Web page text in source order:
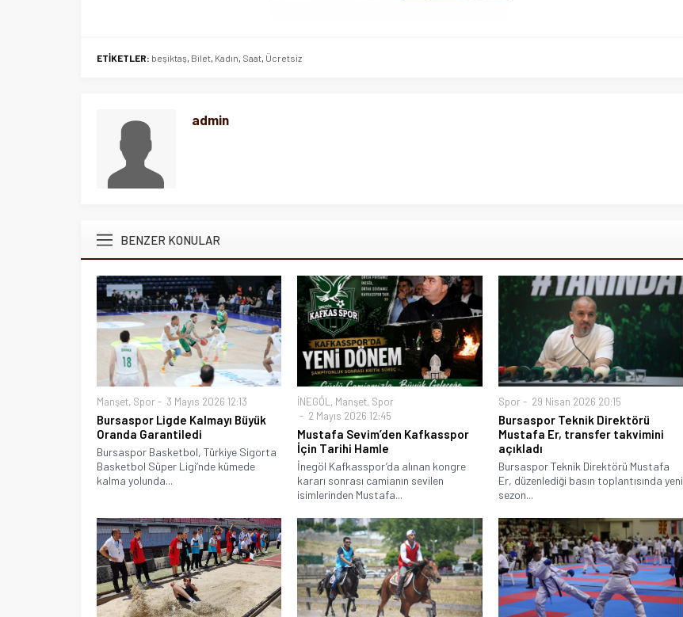
ETİKETLER: beşiktaş Bilet Kadın Saat Ücretsiz
admin
BENZER KONULAR
Manşet, Spor 3 Mayıs 2026 12:13
Bursaspor Ligde Kalmayı Büyük
Oranda Garantiledi
Bursaspor Basketbol, Türkiye Sigorta
Basketbol Süper Ligi’nde kümede
kalma yolunda...
İNEGÖL , Manşet, Spor
2 Mayıs 2026 12:45
Mustafa Sevim’den Kafkasspor
İçin Tarihi Hamle
İnegöl Kafkasspor’da alınan kongre
kararı sonrası camianın sevilen
isimlerinden Mustafa...
Spor 29 Nisan 2026 20:15
Bursaspor Teknik Direktörü
Mustafa Er, transfer takvimini
açıkladı
Bursaspor Teknik Direktörü Mustafa
Er, düzenlediği basın toplantısında yeni
sezon...